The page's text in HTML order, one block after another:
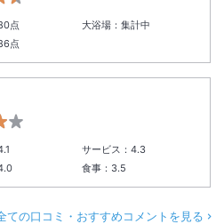
点 大浴場：集計中
点
サービス：4.3
食事： 3.5
ての口コミ・おすすめコメントを見る